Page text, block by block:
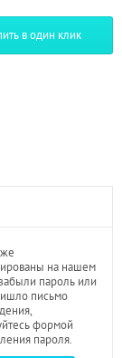
в один клик
на нашем
пароль или
письмо
формой
пароля.